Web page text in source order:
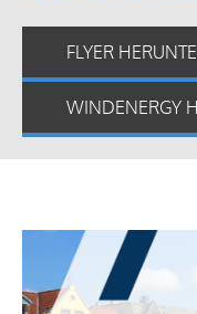
FLYER
WINDENERGY